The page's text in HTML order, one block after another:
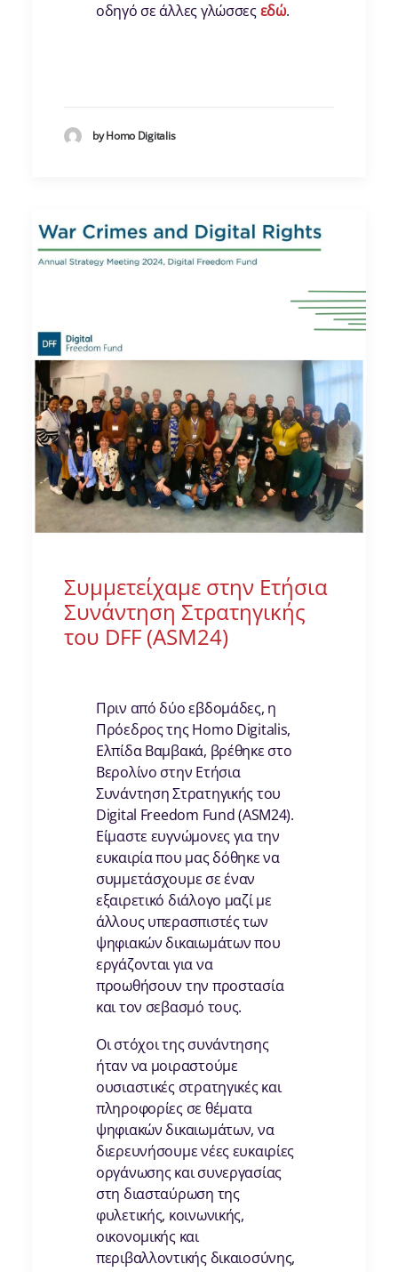
οδηγό σε άλλες γλώσσεςεδώ.
by Homo Digitalis
Συμμετείχαμε στην Ετήσια
Συνάντηση Στρατηγικής
του DFF (ASM24)
Πριν από δύο εβδομάδες, η
Πρόεδρος της Homo Digitalis,
Ελπίδα Βαμβακά, βρέθηκε στο
Βερολίνο στην Ετήσια
Συνάντηση Στρατηγικής του
Digital Freedom Fund (ASM24).
Είμαστε ευγνώμονες για την
ευκαιρία που μας δόθηκε να
συμμετάσχουμε σε έναν
εξαιρετικό διάλογο μαζί με
άλλους υπερασπιστές των
ψηφιακών δικαιωμάτων που
εργάζονται για να
προωθήσουν την προστασία
και τον σεβασμό τους.
Οι στόχοι της συνάντησης
ήταν να μοιραστούμε
ουσιαστικές στρατηγικές και
πληροφορίες σε θέματα
ψηφιακών δικαιωμάτων, να
διερευνήσουμε νέες ευκαιρίες
οργάνωσης και συνεργασίας
στη διασταύρωση της
φυλετικής, κοινωνικής,
οικονομικής και
περιβαλλοντικής δικαιοσύνης,